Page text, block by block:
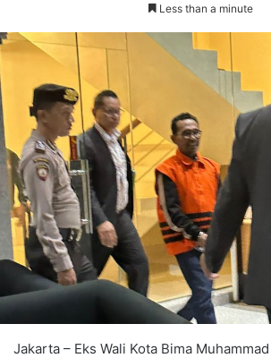
Less than a minute
Jakarta – Eks Wali Kota Bima